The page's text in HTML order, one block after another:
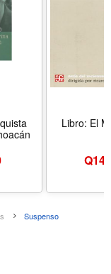
Libro: El
Q
Suspenso